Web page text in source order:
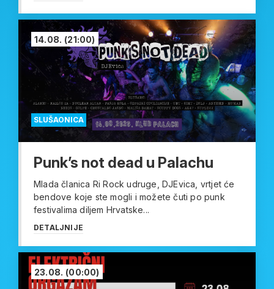
SLUŠAONICA
14.08. (21:00)
Punk’s not dead u Palachu
Mlada članica Ri Rock udruge, DJEvica, vrtjet će
bendove koje ste mogli i možete čuti po punk
festivalima diljem Hrvatske...
DETALJNIJE
23.08. (00:00)